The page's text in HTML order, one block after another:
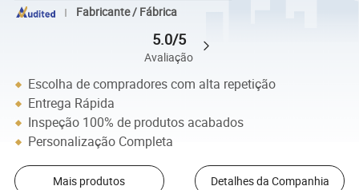
Fabricante / Fábrica
5.0/5
Avaliação
Escolha de compradores com alta repetição
Entrega Rápida
Inspeção 100% de produtos acabados
Personalização Completa
Mais produtos Detalhes da Companhia